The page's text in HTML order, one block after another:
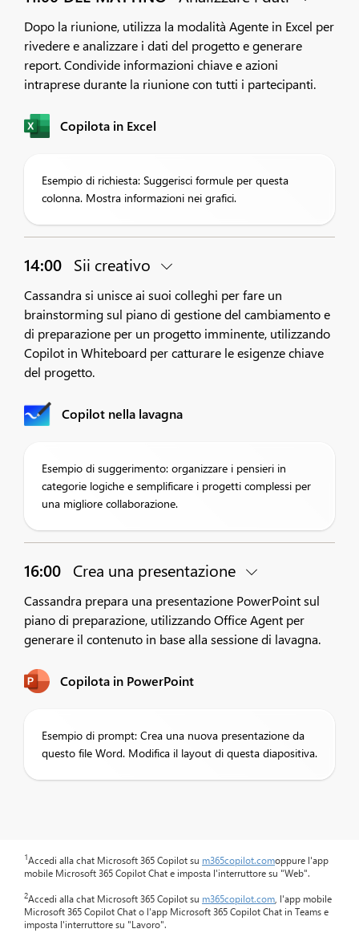
Dopo la riunione, utilizza la modalità Agente in Excel per
rivedere e analizzare i dati del progetto e generare
report. Condivide informazioni chiave e azioni
intraprese durante la riunione con tutti i partecipanti.
Copilota in Excel
Esempio di richiesta: Suggerisci formule per questa
colonna. Mostra informazioni nei grafici.
14:00 Sii creativo
Cassandra si unisce ai suoi colleghi per fare un
brainstorming sul piano di gestione del cambiamento e
di preparazione per un progetto imminente, utilizzando
Copilot in Whiteboard per catturare le esigenze chiave
del progetto.
Copilot nella lavagna
Esempio di suggerimento: organizzare i pensieri in
categorie logiche e semplificare i progetti complessi per
una migliore collaborazione.
16:00 Crea una presentazione
Cassandra prepara una presentazione PowerPoint sul
piano di preparazione, utilizzando Office Agent per
generare il contenuto in base alla sessione di lavagna.
Copilota in PowerPoint
Esempio di prompt: Crea una nuova presentazione da
questo file Word. Modifica il layout di questa diapositiva.
1Accedi alla chat Microsoft 365 Copilot su m365copilot.comoppure l'app
mobile Microsoft 365 Copilot Chat e imposta l'interruttore su "Web".
2Accedi alla chat Microsoft 365 Copilot su m365copilot.com , l'app mobile
Microsoft 365 Copilot Chat o l'app Microsoft 365 Copilot Chat in Teams e
imposta l'interruttore su "Lavoro".